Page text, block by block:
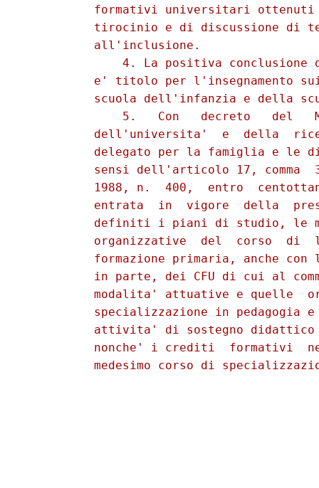
formativi universitari
tirocinio e di discussione di
          all'inclusione.
4. La positiva conclusione
e' titolo per l'insegnamento
scuola dell'infanzia e della
5.   Con   decreto   del
dell'universita'  e  della
delegato per la famiglia e le
sensi dell'articolo 17, comma
1988, n.  400,  entro
entrata  in  vigore  della
definiti i piani di studio, le
organizzative  del  corso  di
formazione primaria, anche con
in parte, dei CFU di cui al
modalita' attuative e quelle
specializzazione in pedagogia
attivita' di sostegno
nonche' i crediti  formativi